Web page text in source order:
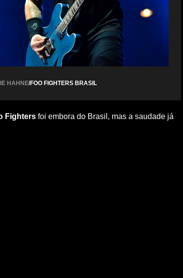
HAHNE/FOO FIGHTERS BRASIL
Fighters foi embora do Brasil, mas a saudade já